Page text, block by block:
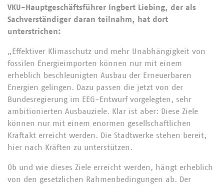
VKU-Hauptgeschäftsführer Ingbert Liebing, der als
Sachverständiger daran teilnahm, hat dort
unterstrichen:
„Effektiver Klimaschutz und mehr Unabhängigkeit von
fossilen Energieimporten können nur mit einem
erheblich beschleunigten Ausbau der Erneuerbaren
Energien gelingen. Dazu passen die jetzt von der
Bundesregierung im EEG-Entwurf vorgelegten, sehr
ambitionierten Ausbauziele. Klar ist aber: Diese Ziele
können nur mit einem enormen gesellschaftlichen
Kraftakt erreicht werden. Die Stadtwerke stehen bereit,
hier nach Kräften zu unterstützen.
Ob und wie dieses Ziele erreicht werden, hängt erheblich
von den gesetzlichen Rahmenbedingungen ab. Der